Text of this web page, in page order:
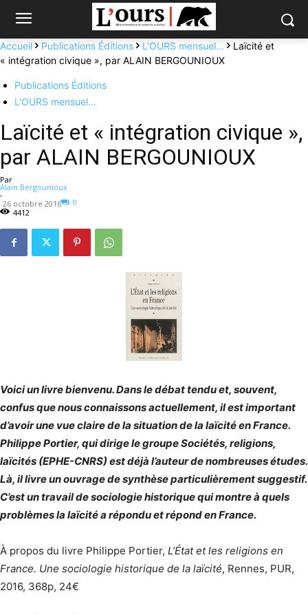
Accueil Publications Éditions L'OURS mensuel…
Laïcité et
« intégration civique », par ALAIN BERGOUNIOUX
Publications Éditions
L'OURS mensuel…
Laïcité et « intégration civique »,
par ALAIN BERGOUNIOUX
Par
Alain Bergounioux
-
26 octobre 2016
0
4412
Voici un livre bienvenu. Dans le débat tendu et, souvent,
confus que nous connaissons actuellement, il est important
d’avoir une vue claire de la situation de la laïcité en France.
Philippe Portier, qui dirige le groupe Sociétés, religions,
laïcités (EPHE-CNRS) est déjà l’auteur de nombreuses études.
Là, il livre un ouvrage de synthèse particulièrement suggestif.
C’est un travail de sociologie historique qui montre à quels
problèmes la laïcité a répondu et répond en France.
À propos du livre Philippe Portier, L’État et les religions en
France. Une sociologie historique de la laïcité, Rennes, PUR,
2016, 368p, 24€